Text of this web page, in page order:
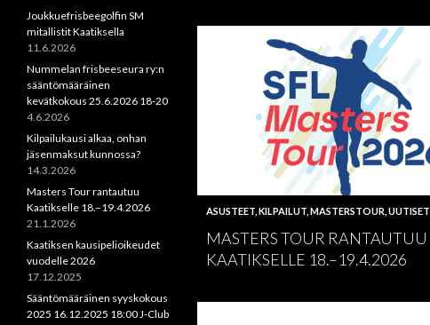
ASUSTEET KILPAILUT MASTERSTOUR UUTISET
MASTERS TOUR RANTAUTUU
KAATIKSELLE 18.–19.4.2026
Joukkuefrisbeegolfin SM
mitallistit Kaatiksella
11.6.2026
Nummelan frisbeeseura ry:n
sääntömääräinen
kevätkokous 25.6.2026 18-20
4.6.2026
Kilpailukausi alkaa, onhan
jäsenmaksut kunnossa?
14.3.2026
Masters Tour rantautuu
Kaatikselle 18.–19.4.2026
21.1.2026
Kaatiksen kausipelioikeudet
vuodelle 2026
17.12.2025
Sääntömääräinen syyskokous
2025 16.12.2025 18:00 J-Club